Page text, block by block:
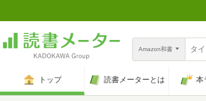
Amazon和書
トップ 読書メーターとは 本